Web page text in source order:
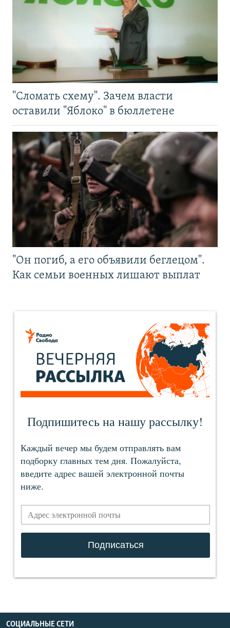
"Сломать схему". Зачем власти
оставили "Яблоко" в бюллетене
"Он погиб, а его объявили беглецом".
Как семьи военных лишают выплат
СОЦИАЛЬНЫЕ СЕТИ